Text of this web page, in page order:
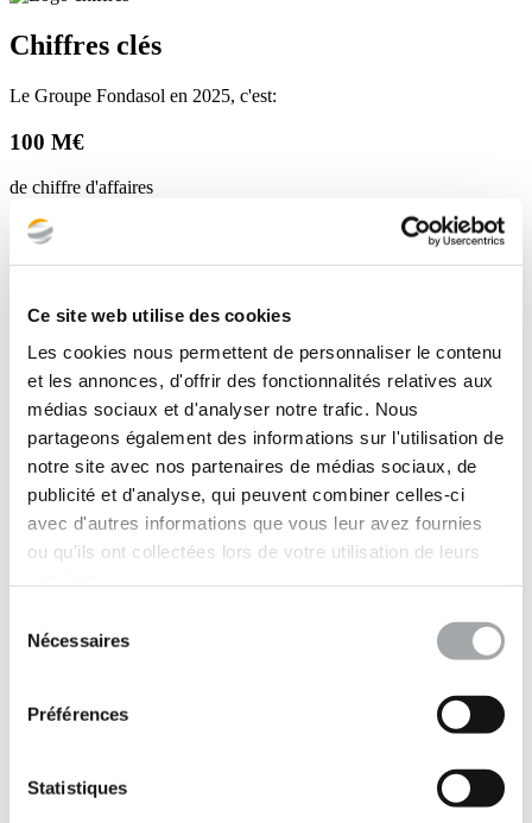
Ce site web utilise des cookies
Les cookies nous permettent de personnaliser le contenu
et les annonces, d'offrir des fonctionnalités relatives aux
médias sociaux et d'analyser notre trafic. Nous
partageons également des informations sur l'utilisation de
notre site avec nos partenaires de médias sociaux, de
publicité et d'analyse, qui peuvent combiner celles-ci
avec d'autres informations que vous leur avez fournies
ou qu'ils ont collectées lors de votre utilisation de leurs
Nécessaires
Préférences
Statistiques
Chiffres clés
Le Groupe Fondasol en 2025, c'est:
100 M€
de chiffre d'affaires
850
75%
du capital détenu par nos salariés
35
sites à travers le monde
Marchés publics
•
Immobilier
•
Industrie
Energies
•
Concession réseaux
•
Particuliers